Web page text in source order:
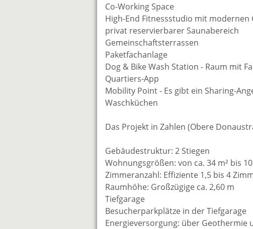
Co-Working Space
High-End Fitnessstudio mit modernen
privat reservierbarer Saunabereich
Gemeinschaftsterrassen
Paketfachanlage
Dog & Bike Wash Station - Raum mit
Quartiers-App
Mobility Point - Es gibt ein Sharing-
Waschküchen
Das Projekt in Zahlen (Obere
Gebäudestruktur: 2 Stiegen
Wohnungsgrößen: von ca. 34 m² bis
Zimmeranzahl: Effiziente 1,5 bis 4
Raumhöhe: Großzügige ca. 2,60 m
Tiefgarage
Besucherparkplätze in der Tiefgarage
Energieversorgung: über Geothermie